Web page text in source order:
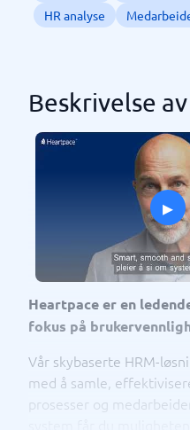
HR analyse
Beskrivelse
▸
Heartpace er en
fokus på
Vår skybaserte HRM-
med å samle,
prosesser og